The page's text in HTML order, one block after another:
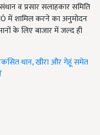
व प्रसार सलाहकार समिति
Óमें शामिल करने का अनुमोदन
के लिए बाजार में जल्द ही
धान, खीरा और गेहूं समेत